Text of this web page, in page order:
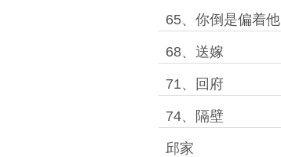
65、你倒是偏着他
68、送嫁
71、回府
74、隔壁
邱家